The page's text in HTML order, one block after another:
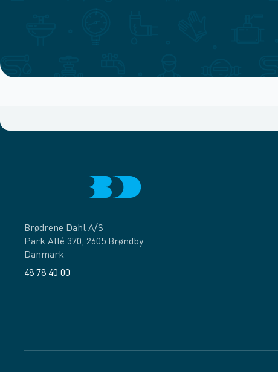
Brødrene Dahl A/S
Park Allé 370, 2605 Brøndby
Danmark
48 78 40 00